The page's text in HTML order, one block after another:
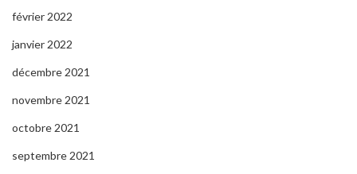
février 2022
janvier 2022
décembre 2021
novembre 2021
octobre 2021
septembre 2021